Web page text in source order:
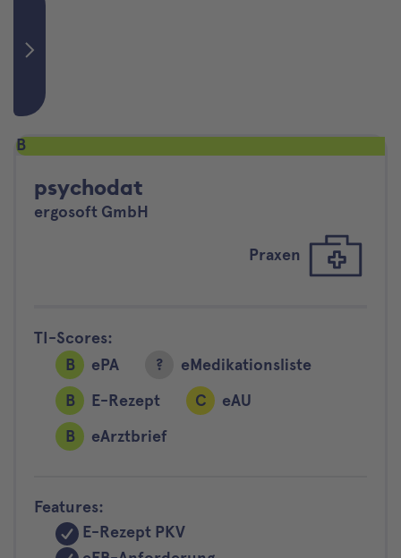
B
psychodat
ergosoft GmbH
Praxen
TI-Scores:
B
ePA ?
eMedikationsliste
B
E-Rezept C
eAU
B
eArztbrief
Features:
E-Rezept PKV